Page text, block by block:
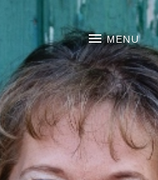
MENU